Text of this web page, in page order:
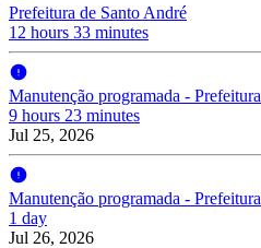
Prefeitura de Santo André
12 hours 33 minutes
Manutenção programada -
9 hours 23 minutes
Jul 25, 2026
Manutenção programada -
1 day
Jul 26, 2026